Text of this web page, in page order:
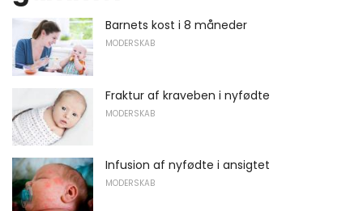
Barnets kost i 8 måneder
MODERSKAB
Fraktur af kraveben i nyfødte
MODERSKAB
Infusion af nyfødte i ansigtet
MODERSKAB